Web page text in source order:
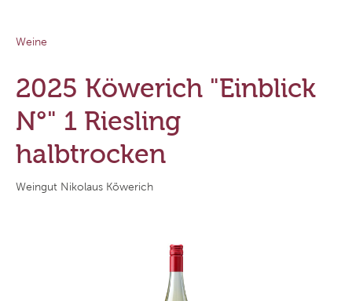
Weine
2025 Köwerich "Einblick
N°" 1 Riesling
halbtrocken
Weingut Nikolaus Köwerich